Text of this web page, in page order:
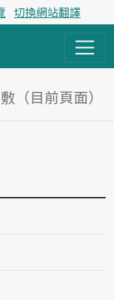
切換網站翻譯
敷（目前頁面）
塊